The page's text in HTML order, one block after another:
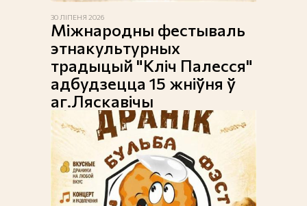
30 ЛІПЕНЯ 2026
Міжнародны фестываль
этнакультурных
традыцый "Кліч Палесся"
адбудзецца 15 жніўня ў
аг.Ляскавічы